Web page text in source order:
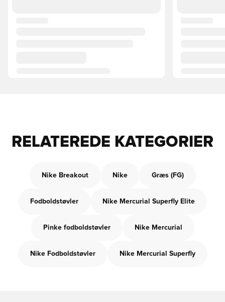
RELATEREDE KATEGORIER
Nike Breakout Nike Græs (FG)
Fodboldstøvler Nike Mercurial Superfly Elite
Pinke fodboldstøvler Nike Mercurial
Nike Fodboldstøvler Nike Mercurial Superfly